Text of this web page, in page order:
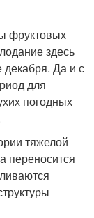
фруктовых
здесь
декабря. Да и с
для
погодных
тяжелой
переносится